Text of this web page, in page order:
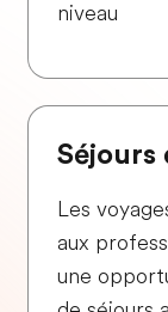
niveau
Séjours
Les
aux
une